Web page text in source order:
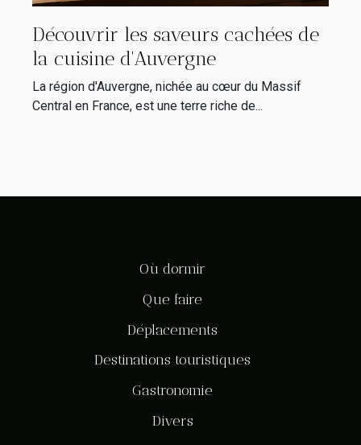
Découvrir les saveurs cachées de
la cuisine d'Auvergne
La région d'Auvergne, nichée au cœur du Massif
Central en France, est une terre riche de...
Où dormir
Que faire
Déplacements
Destinations touristiques
Gastronomie
Divers